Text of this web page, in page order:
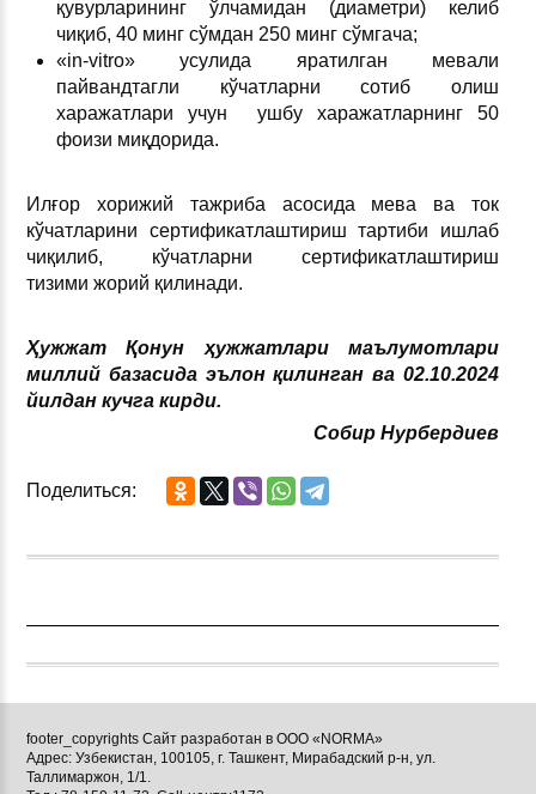
қувурларининг ўлчамидан (диаметри) келиб
чиқиб, 40 минг сўмдан 250 минг сўмгача;
«in-vitro» усулида яратилган мевали
пайвандтагли кўчатларни сотиб олиш
харажатлари учун ушбу харажатларнинг 50
фоизи миқдорида.
Илғор хорижий тажриба асосида мева ва ток
кўчатларини сертификатлаштириш тартиби ишлаб
чиқилиб, кўчатларни сертификатлаштириш
тизими жорий қилинади.
Ҳужжат Қонун ҳужжатлари маълумотлари
миллий базасида эълон қилинган ва 02.10.2024
йилдан кучга кирди.
Собир Нурбердиев
Поделиться:
footer_copyrights Сайт разработан в ООО «NORMA»
Адрес: Узбекистан, 100105, г. Ташкент, Мирабадский р-н, ул.
Таллимаржон, 1/1.